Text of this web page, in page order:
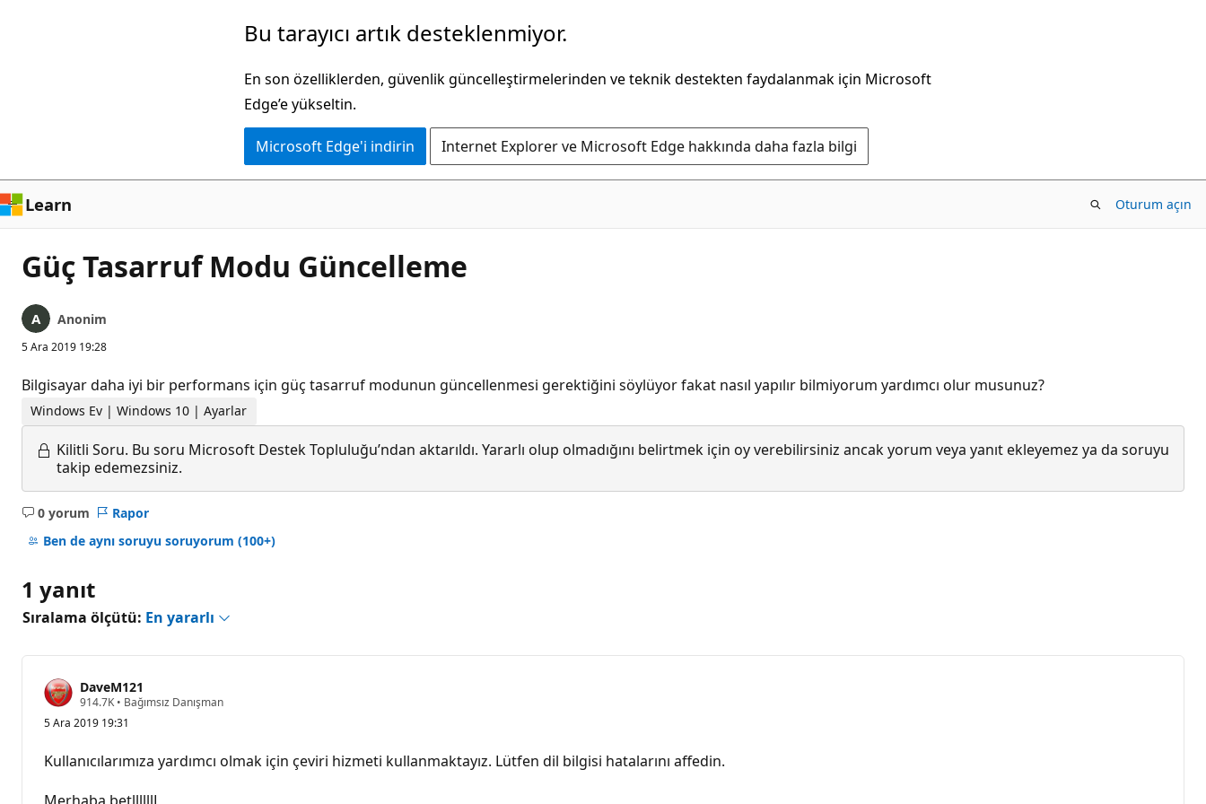
Bu tarayıcı artık desteklenmiyor.
En son özelliklerden, güvenlik güncelleştirmelerinden ve teknik destekten faydalanmak için Microsoft
Edge’e yükseltin.
Microsoft Edge'i indirin Internet Explorer ve Microsoft Edge hakkında daha fazla bilgi
Learn Oturum açın
Güç Tasarruf Modu Güncelleme
Anonim
5 Ara 2019 19:28
Bilgisayar daha iyi bir performans için güç tasarruf modunun güncellenmesi gerektiğini söylüyor fakat nasıl yapılır bilmiyorum yardımcı olur musunuz?
Windows Ev | Windows 10 | Ayarlar
Kilitli Soru. Bu soru Microsoft Destek Topluluğu’ndan aktarıldı. Yararlı olup olmadığını belirtmek için oy verebilirsiniz ancak yorum veya yanıt ekleyemez ya da soruyu
takip edemezsiniz.
0 yorum
Açıklama
yok
Rapor
Ben de aynı soruyu soruyorum (100+)
1 yanıt
Sıralama ölçütü: En yararlı
DaveM121
914.7K S
y
ı
n
ı
• Bağımsız Danışman
5 Ara 2019 19:31
Kullanıcılarımıza yardımcı olmak için çeviri hizmeti kullanmaktayız. Lütfen dil bilgisi hatalarını affedin.
Merhaba betllllllL